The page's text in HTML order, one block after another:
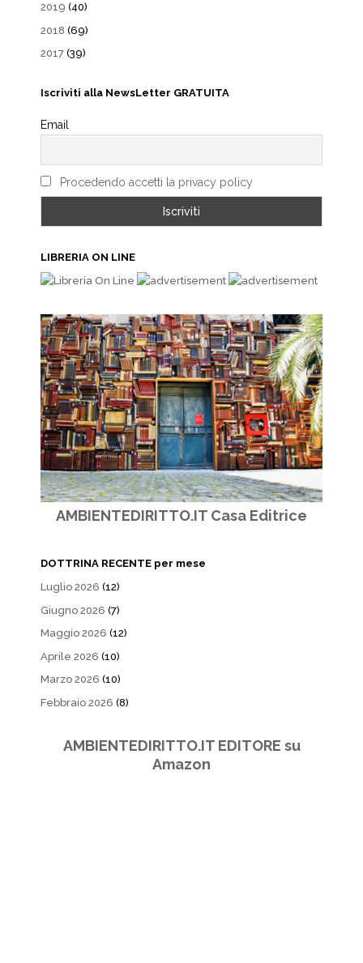
2019 (40)
2018 (69)
2017 (39)
Iscriviti alla NewsLetter GRATUITA
Email
Procedendo accetti la privacy policy
LIBRERIA ON LINE
AMBIENTEDIRITTO.IT Casa Editrice
DOTTRINA RECENTE per mese
Luglio 2026 (12)
Giugno 2026 (7)
Maggio 2026 (12)
Aprile 2026 (10)
Marzo 2026 (10)
Febbraio 2026 (8)
AMBIENTEDIRITTO.IT EDITORE su
Amazon